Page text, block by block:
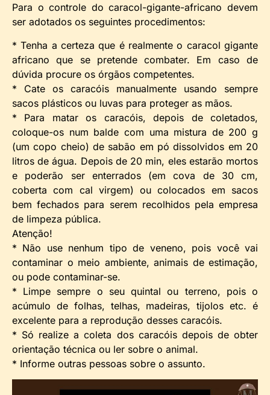
Para o controle do caracol-gigante-africano devem
ser adotados os seguintes procedimentos:
* Tenha a certeza que é realmente o caracol gigante
africano que se pretende combater. Em caso de
dúvida procure os órgãos competentes.
* Cate os caracóis manualmente usando sempre
sacos plásticos ou luvas para proteger as mãos.
* Para matar os caracóis, depois de coletados,
coloque-os num balde com uma mistura de 200 g
(um copo cheio) de sabão em pó dissolvidos em 20
litros de água. Depois de 20 min, eles estarão mortos
e poderão ser enterrados (em cova de 30 cm,
coberta com cal virgem) ou colocados em sacos
bem fechados para serem recolhidos pela empresa
de limpeza pública.
Atenção!
* Não use nenhum tipo de veneno, pois você vai
contaminar o meio ambiente, animais de estimação,
ou pode contaminar-se.
* Limpe sempre o seu quintal ou terreno, pois o
acúmulo de folhas, telhas, madeiras, tijolos etc. é
excelente para a reprodução desses caracóis.
* Só realize a coleta dos caracóis depois de obter
orientação técnica ou ler sobre o animal.
* Informe outras pessoas sobre o assunto.